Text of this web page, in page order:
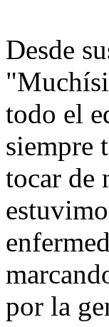
Desde
todo el
siempre
tocar de
por la